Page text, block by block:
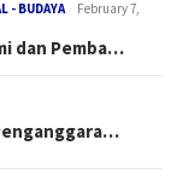
- BUDAYA
February 7,
dan Pemba…